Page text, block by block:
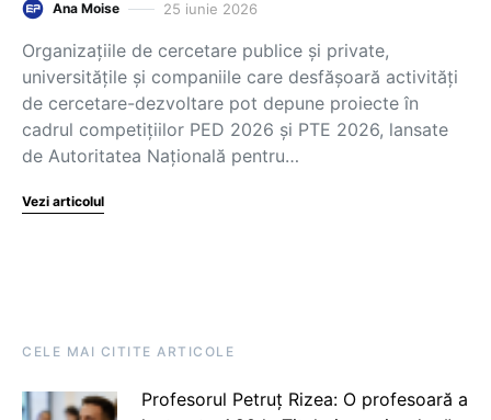
Ana Moise 25 iunie 2026
Organizațiile de cercetare publice și private,
universitățile și companiile care desfășoară activități
de cercetare-dezvoltare pot depune proiecte în
cadrul competițiilor PED 2026 și PTE 2026, lansate
de Autoritatea Națională pentru…
Vezi articolul
CELE MAI CITITE ARTICOLE
Profesorul Petruț Rizea: O profesoară a